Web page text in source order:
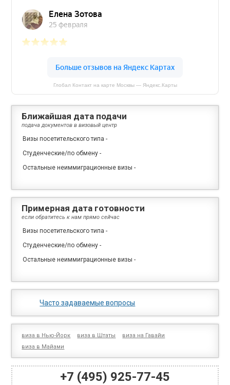
Глобал Контакт на карте Москвы — Яндекс.Карты
Ближайшая дата подачи
подача документов в визовый центр
Визы посетительского типа -
Студенческие/по обмену -
Остальные неиммиграционные визы -
Примерная дата готовности
если обратитесь к нам прямо сейчас
Визы посетительского типа -
Студенческие/по обмену -
Остальные неиммиграционные визы -
Часто задаваемые вопросы
виза в Нью-Йорк виза в Штаты
виза на Гавайи
виза в Майами
+7 (495) 925-77-45